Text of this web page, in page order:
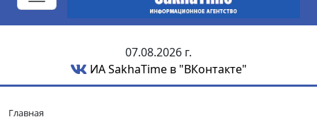
07.08.2026 г.
ИА SakhaTime в "ВКонтакте"
Главная